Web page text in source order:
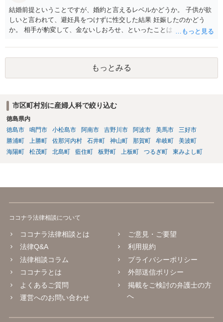
結婚前提ということですが、婚約と言えるレベルかどうか。 子供が欲
しいと言われて、避妊具をつけずに性交した結果 妊娠したのかどう
か。 相手が豹変して、金ないしおろせ、といったことは、不法 行為に
よるも のかどうか、説明付きの診断書が欲しいですね。 慰謝料請求
は、可能でしょう。
もっとみる
市区町村別に産婦人科で絞り込む
徳島県内
徳島市
鳴門市 小松島市 阿南市 吉野川市 阿波市 美馬市
三好市
勝浦町
上勝町 佐那河内村 石井町 神山町 那賀町 牟岐町
美波町
海陽町
松茂町 北島町 藍住町 板野町 上板町 つるぎ町 東みよし町
ココナラ法律相談について
ココナラ法律相談とは
法律Q&A
法律相談コラム
ココナラとは
よくあるご質問
運営へのお問い合わせ
ご意見・ご要望
利用規約
プライバシーポリシー
外部送信ポリシー
掲載をご検討の弁護士の方
へ